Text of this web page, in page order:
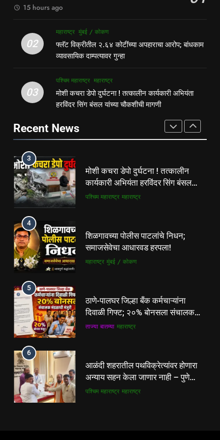
फ्लॅट विक्रीतील २.६४ कोटींच्या
अपहाराचा आरोप; बांधकाम व्यावसायिक
दाम्पत्यावर गुन्हा
महाराष्ट्र मुंबई / कोकण
3
मोशी कचरा डेपो दुर्घटना ! तत्कालीन
4
शिळगावच्या पोलीस पाटलांचे निधन;
समाजसेवेचा आधारवड हरपला!
5
ठाणे-पालघर जिल्हा बँक कर्मचाऱ्यांना
दिवाळी गिफ्ट; २०% बोनसला संचालक
मंडळाची मंजुरी
6
आळंदी शहरातील पथविक्रेत्यांवर होणारा
अन्याय सहन केला जाणार नाही – पुणे
जिल्हा अध्यक्ष सोनवणे
7
कल्याण फाटा सर्कलवर नियम धाब्यावर;
वॉर्डनकडून अवजड वाहनांकडून पैशांची
वसुलीचा आरोप
15 hours ago
02
महाराष्ट्र मुंबई / कोकण
फ्लॅट विक्रीतील २.६४ कोटींच्या अपहाराचा आरोप; बांधकाम
व्यावसायिक दाम्पत्यावर गुन्हा
03
पश्चिम महाराष्ट्र महाराष्ट्र
मोशी कचरा डेपो दुर्घटना ! तत्कालीन कार्यकारी अभियंता
हरविंदर सिंग बंसल यांच्या चौकशीची मागणी
Recent News
पहाटे घरफोड्या, दिवसा चोरी; चोरट्यांचा
बिडी कामगार परिसरावर डोळा
2
फ्लॅट विक्रीतील २.६४ कोटींच्या
अपहाराचा आरोप; बांधकाम व्यावसायिक
3
मोशी कचरा डेपो दुर्घटना ! तत्कालीन
कार्यकारी अभियंता हरविंदर सिंग बंसल
यांच्या चौकशीची मागणी
पश्चिम महाराष्ट्र महाराष्ट्र
4
शिळगावच्या पोलीस पाटलांचे निधन;
समाजसेवेचा आधारवड हरपला!
महाराष्ट्र मुंबई / कोकण
5
ठाणे-पालघर जिल्हा बँक कर्मचाऱ्यांना
दिवाळी गिफ्ट; २०% बोनसला संचालक
मंडळाची मंजुरी
ताज्या बातम्या महाराष्ट्र
6
आळंदी शहरातील पथविक्रेत्यांवर होणारा
अन्याय सहन केला जाणार नाही – पुणे
जिल्हा अध्यक्ष सोनवणे
पश्चिम महाराष्ट्र महाराष्ट्र